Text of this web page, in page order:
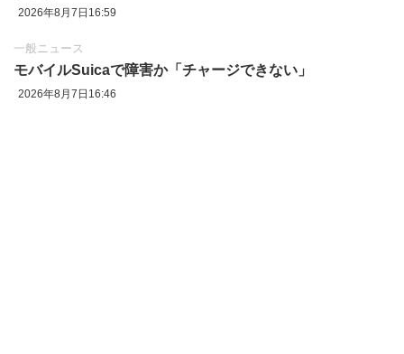
2026年8月7日16:59
一般ニュース
モバイルSuicaで障害か「チャージできない」
2026年8月7日16:46